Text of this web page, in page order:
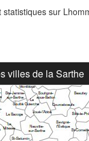
statistiques sur
villes de la Sarthe